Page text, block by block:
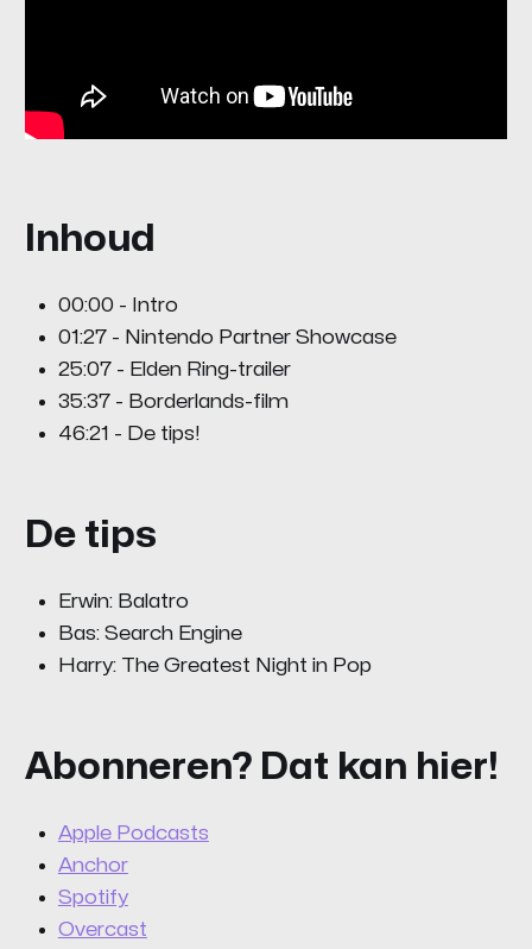
Inhoud
00:00 - Intro
01:27 - Nintendo Partner Showcase
25:07 - Elden Ring-trailer
35:37 - Borderlands-film
46:21 - De tips!
De tips
Erwin: Balatro
Bas: Search Engine
Harry: The Greatest Night in Pop
Abonneren? Dat kan hier!
Apple Podcasts
Anchor
Spotify
Overcast